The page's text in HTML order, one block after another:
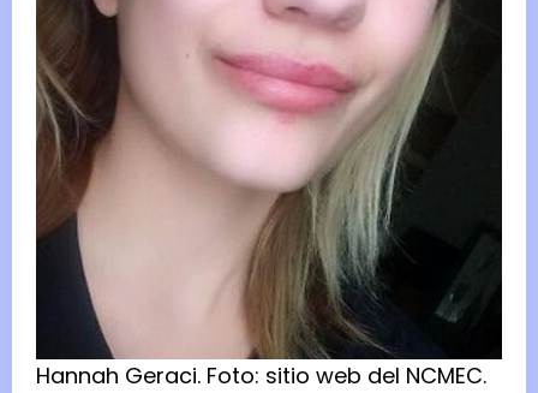
Hannah Geraci. Foto: sitio web del NCMEC.